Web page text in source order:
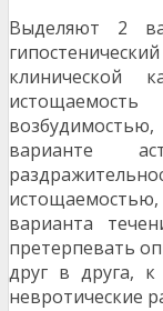
Выделяют 2
клинической
варианте
истощаемостью,
варианта
претерпевать
друг в друга, к
невротические